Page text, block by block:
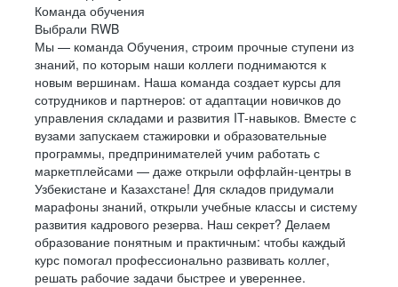
Команда обучения
Выбрали RWB
Мы — команда Обучения, строим прочные ступени из
знаний, по которым наши коллеги поднимаются к
новым вершинам. Наша команда создает курсы для
сотрудников и партнеров: от адаптации новичков до
управления складами и развития IT-навыков. Вместе с
вузами запускаем стажировки и образовательные
программы, предпринимателей учим работать с
маркетплейсами — даже открыли оффлайн-центры в
Узбекистане и Казахстане! Для складов придумали
марафоны знаний, открыли учебные классы и систему
развития кадрового резерва. Наш секрет? Делаем
образование понятным и практичным: чтобы каждый
курс помогал профессионально развивать коллег,
решать рабочие задачи быстрее и увереннее.